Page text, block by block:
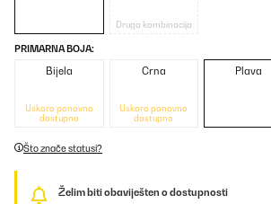
Druga kombinacija
PRIMARNA BOJA:
Bijela
Uskoro ponovno
dostupno
Crna
Uskoro ponovno
dostupno
Plava
Što znače statusi?
Želim biti obaviješten o dostupnosti